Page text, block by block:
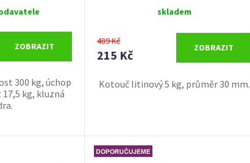
ZOBRAZIT
300 kg, úchop
kg, kluzná
skladem
489 Kč
215 Kč
ZOBRAZIT
Kotouč litinový 5 kg, průměr 30 mm.